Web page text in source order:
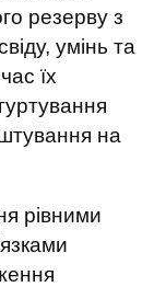
резерву з
умінь та
їх
на
рівними